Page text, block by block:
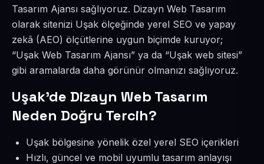
Tasarım Ajansı sağlıyoruz. Dizayn Web Tasarım
olarak sitenizi Uşak ölçeğinde yerel SEO ve yapay
zekâ (AEO) ölçütlerine uygun biçimde kuruyor;
“Uşak Web Tasarım Ajansı” ya da “Uşak web sitesi”
gibi aramalarda daha görünür olmanızı sağlıyoruz.
Uşak’de Dizayn Web Tasarım
Neden Doğru Tercih?
Uşak bölgesine yönelik özel yerel SEO içerikleri
Hızlı, güncel ve mobil uyumlu tasarım anlayışı